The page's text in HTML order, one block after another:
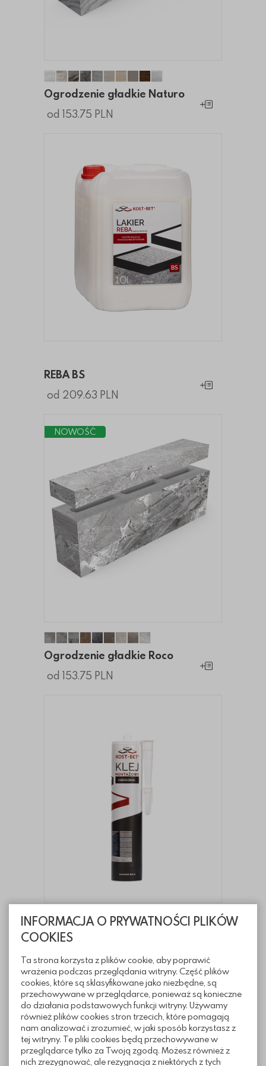
INFORMACJA O PRYWATNOŚCI PLIKÓW
COOKIES
Ta strona korzysta z plików cookie, aby poprawić
wrażenia podczas przeglądania witryny. Część plików
cookies, które są sklasyfikowane jako niezbędne, są
przechowywane w przeglądarce, ponieważ są konieczne
do działania podstawowych funkcji witryny. Używamy
również plików cookies stron trzecich, które pomagają
nam analizować i zrozumieć, w jaki sposób korzystasz z
tej witryny. Te pliki cookies będą przechowywane w
przeglądarce tylko za Twoją zgodą. Możesz również z
nich zrezygnować, ale rezygnacja z niektórych z tych
Ogrodzenie gładkie Naturo
Ogrodzenie gładkie Naturo
Ogrodzenie gładkie Naturo
Ogrodzenie gładkie Naturo
Ogrodzenie gładkie Naturo
Ogrodzenie gładkie Naturo
Ogrodzenie gładkie Naturo
Ogrodzenie gładkie Naturo
Ogrodzenie gładkie
Ogrodzenie gładkie
Ogrodzenie gładkie Naturo
od 153.75 PLN
Dodaj do
REBA BS
od 209.63 PLN
Dodaj do
NOWOŚĆ
Ogrodzenie gładkie Roco
Ogrodzenie gładkie Roco
Ogrodzenie gładkie Roco
Ogrodzenie gładkie Roco
Ogrodzenie gładkie Roco
Ogrodzenie gładkie Roco
Ogrodzenie gładkie Roco
Ogrodzenie gładkie Roco
Ogrodzenie gładkie Roco
Ogrodzenie gładkie Roco
od 153.75 PLN
Dodaj do
Klej montażowy
od 27.50 PLN
NOWOŚĆ